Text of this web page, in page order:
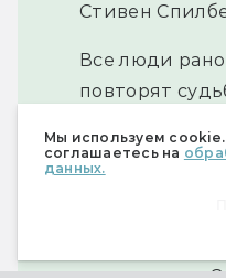
Мы используем
соглашаетесь на
данных.
Стивен
Все люди
повторят
мы